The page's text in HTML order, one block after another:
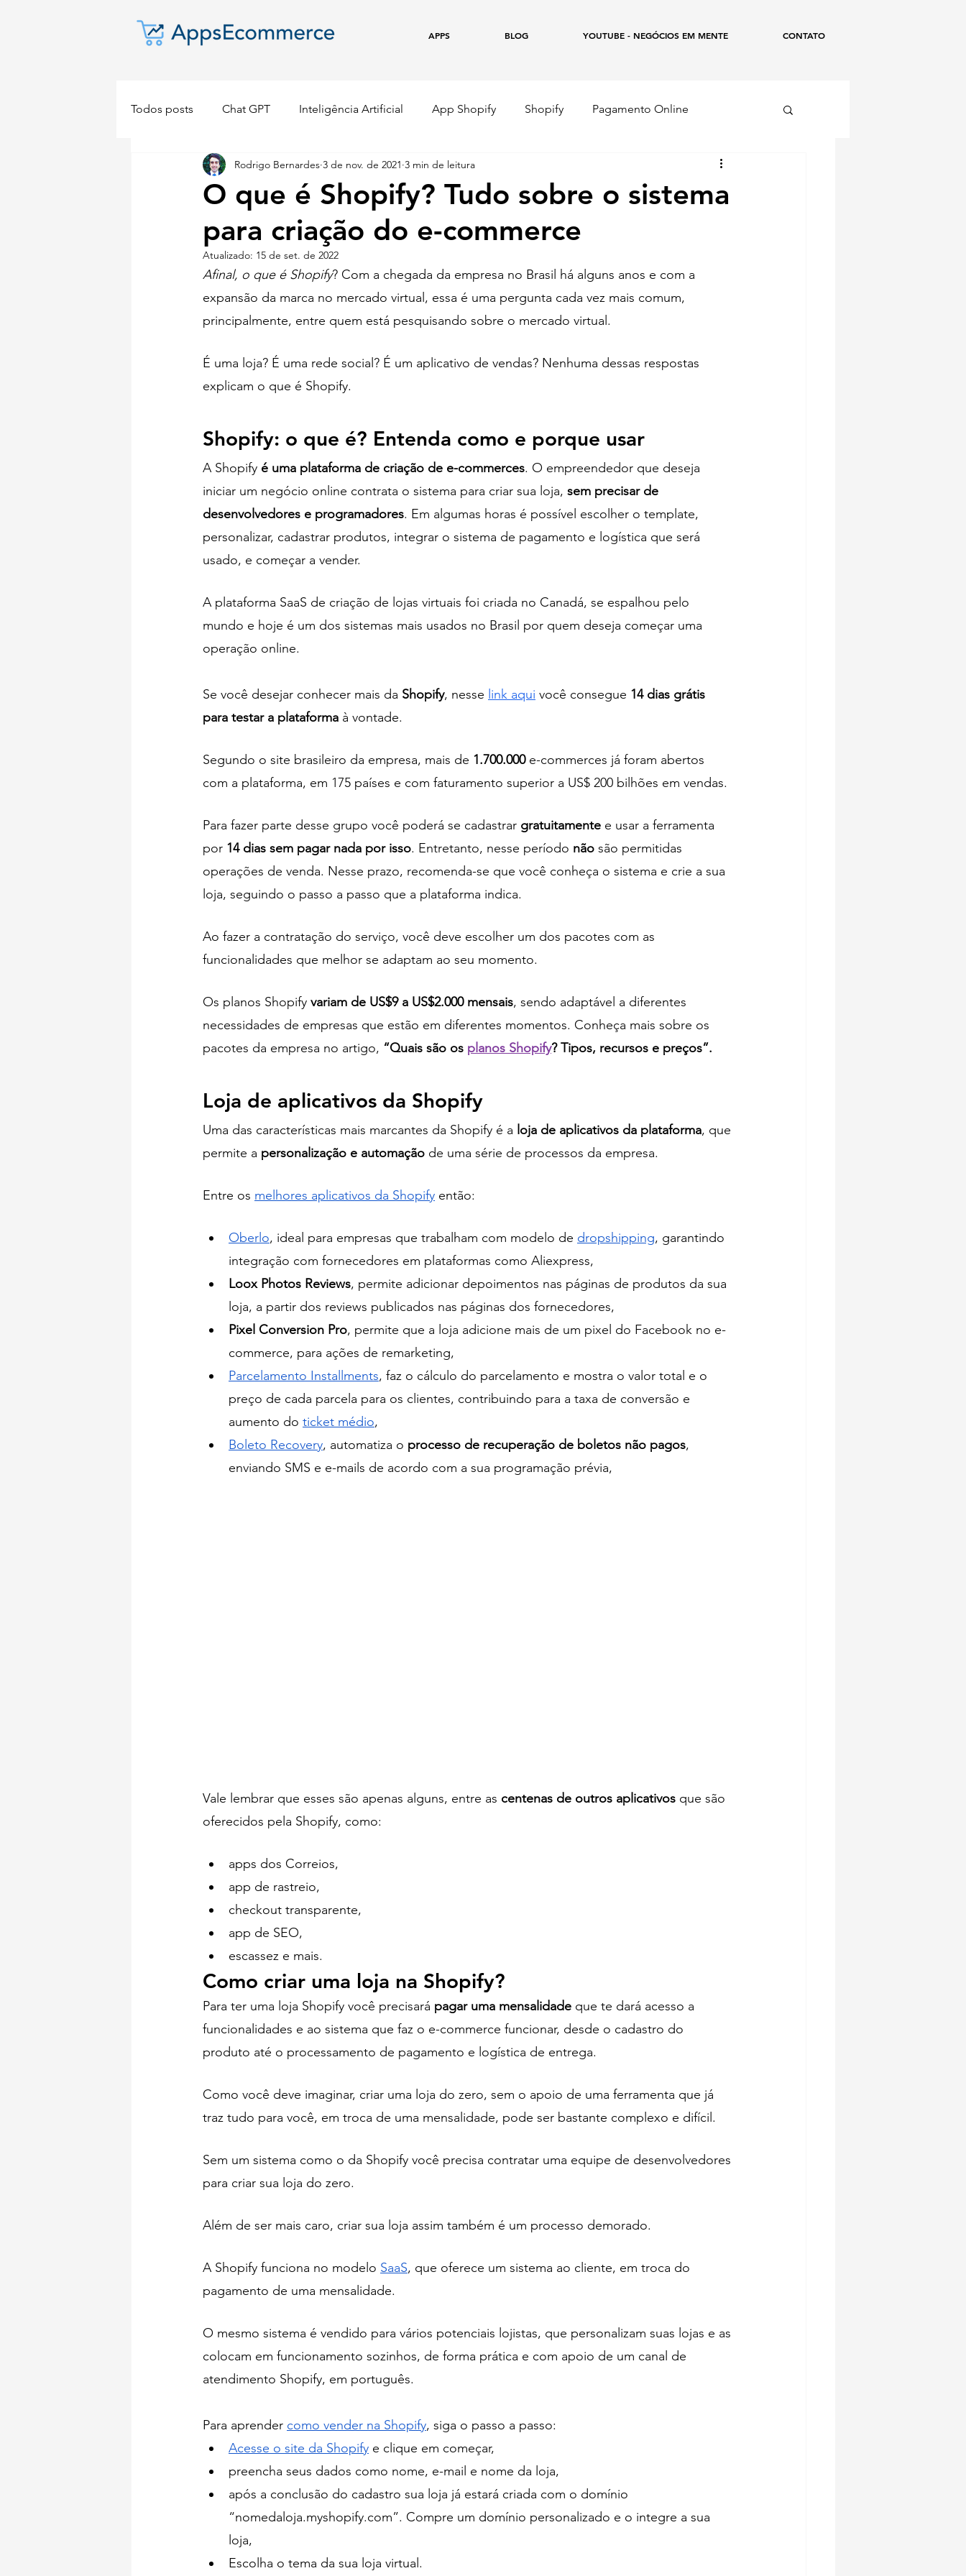
APPS BLOG YOUTUBE - NEGÓCIOS EM MENTE CONTATO
Todos posts Chat GPT Inteligência Artificial App Shopify Shopify Pagamento Online
Dropshipping E-commerce Copywriting Marketing Digital
O que é Shopify? Tudo sobre o sistema
para criação do e-commerce
Rodrigo Bernardes 3 de nov. de 2021 3 min de leitura
Atualizado: 15 de set. de 2022
Afinal, o que é Shopify? Com a chegada da empresa no Brasil há alguns anos e com a
expansão da marca no mercado virtual, essa é uma pergunta cada vez mais comum,
principalmente, entre quem está pesquisando sobre o mercado virtual.
É uma loja? É uma rede social? É um aplicativo de vendas? Nenhuma dessas respostas
explicam o que é Shopify.
Shopify: o que é? Entenda como e porque usar
A Shopify é uma plataforma de criação de e-commerces. O empreendedor que deseja
iniciar um negócio online contrata o sistema para criar sua loja, sem precisar de
desenvolvedores e programadores. Em algumas horas é possível escolher o template,
personalizar, cadastrar produtos, integrar o sistema de pagamento e logística que será
usado, e começar a vender.
A plataforma SaaS de criação de lojas virtuais foi criada no Canadá, se espalhou pelo
mundo e hoje é um dos sistemas mais usados no Brasil por quem deseja começar uma
operação online.
Se você desejar conhecer mais da Shopify, nesse link aqui você consegue 14 dias grátis
para testar a plataforma à vontade.
Segundo o site brasileiro da empresa, mais de 1.700.000 e-commerces já foram abertos
com a plataforma, em 175 países e com faturamento superior a US$ 200 bilhões em vendas.
Para fazer parte desse grupo você poderá se cadastrar gratuitamente e usar a ferramenta
por 14 dias sem pagar nada por isso. Entretanto, nesse período não são permitidas
operações de venda. Nesse prazo, recomenda-se que você conheça o sistema e crie a sua
loja, seguindo o passo a passo que a plataforma indica.
Ao fazer a contratação do serviço, você deve escolher um dos pacotes com as
funcionalidades que melhor se adaptam ao seu momento.
Os planos Shopify variam de US$9 a US$2.000 mensais, sendo adaptável a diferentes
necessidades de empresas que estão em diferentes momentos. Conheça mais sobre os
pacotes da empresa no artigo, “Quais são os planos Shopify? Tipos, recursos e preços”.
Loja de aplicativos da Shopify
Uma das características mais marcantes da Shopify é a loja de aplicativos da plataforma, que
permite a personalização e automação de uma série de processos da empresa.
Entre os melhores aplicativos da Shopify então:
Oberlo, ideal para empresas que trabalham com modelo de dropshipping, garantindo
integração com fornecedores em plataformas como Aliexpress,
Loox Photos Reviews, permite adicionar depoimentos nas páginas de produtos da sua
loja, a partir dos reviews publicados nas páginas dos fornecedores,
Pixel Conversion Pro, permite que a loja adicione mais de um pixel do Facebook no e-
commerce, para ações de remarketing,
Parcelamento Installments, faz o cálculo do parcelamento e mostra o valor total e o
preço de cada parcela para os clientes, contribuindo para a taxa de conversão e
aumento do ticket médio,
Boleto Recovery, automatiza o processo de recuperação de boletos não pagos,
enviando SMS e e-mails de acordo com a sua programação prévia,
Vale lembrar que esses são apenas alguns, entre as centenas de outros aplicativos que são
oferecidos pela Shopify, como:
apps dos Correios,
app de rastreio,
checkout transparente,
app de SEO,
escassez e mais.
Como criar uma loja na Shopify?
Para ter uma loja Shopify você precisará pagar uma mensalidade que te dará acesso a
funcionalidades e ao sistema que faz o e-commerce funcionar, desde o cadastro do
produto até o processamento de pagamento e logística de entrega.
Como você deve imaginar, criar uma loja do zero, sem o apoio de uma ferramenta que já
traz tudo para você, em troca de uma mensalidade, pode ser bastante complexo e difícil.
Sem um sistema como o da Shopify você precisa contratar uma equipe de desenvolvedores
para criar sua loja do zero.
Além de ser mais caro, criar sua loja assim também é um processo demorado.
A Shopify funciona no modelo SaaS, que oferece um sistema ao cliente, em troca do
pagamento de uma mensalidade.
O mesmo sistema é vendido para vários potenciais lojistas, que personalizam suas lojas e as
colocam em funcionamento sozinhos, de forma prática e com apoio de um canal de
atendimento Shopify, em português.
Para aprender como vender na Shopify, siga o passo a passo:
Acesse o site da Shopify e clique em começar,
preencha seus dados como nome, e-mail e nome da loja,
após a conclusão do cadastro sua loja já estará criada com o domínio
“nomedaloja.myshopify.com”. Compre um domínio personalizado e o integre a sua
loja,
Escolha o tema da sua loja virtual.